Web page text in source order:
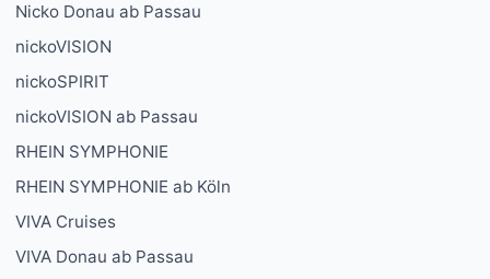
Nicko Donau ab Passau
nickoVISION
nickoSPIRIT
nickoVISION ab Passau
RHEIN SYMPHONIE
RHEIN SYMPHONIE ab Köln
VIVA Cruises
VIVA Donau ab Passau